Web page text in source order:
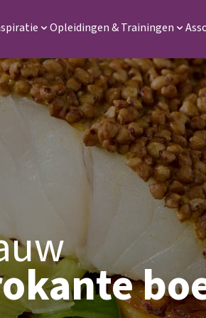
Opleidingen & Trainingen
InspiratieOpleidingen &